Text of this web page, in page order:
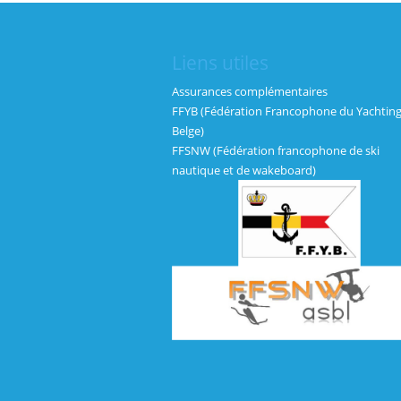
Liens utiles
Assurances complémentaires
FFYB (Fédération Francophone du Yachting
Belge)
FFSNW (Fédération francophone de ski
nautique et de wakeboard)